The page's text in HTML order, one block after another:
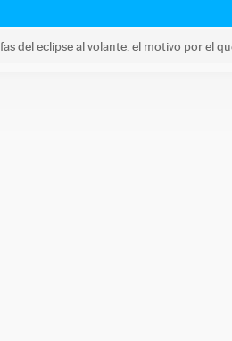
del eclipse al volante: el motivo por el